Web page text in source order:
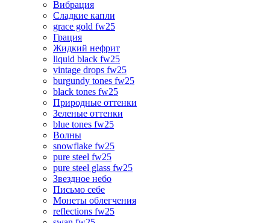
Вибрация
Сладкие капли
grace gold fw25
Грация
Жидкий нефрит
liquid black fw25
vintage drops fw25
burgundy tones fw25
black tones fw25
Природные оттенки
Зеленые оттенки
blue tones fw25
Волны
snowflake fw25
pure steel fw25
pure steel glass fw25
Звездное небо
Письмо себе
Монеты облегчения
reflections fw25